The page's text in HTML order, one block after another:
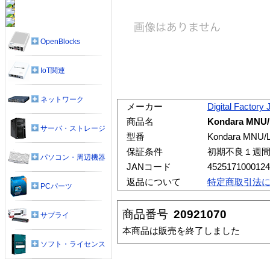
メーカー
Digital Factory
商品名
Kondara
型番
Kondara MNU/
保証条件
初期不良１週間
JANコード
4525171000124
返品について
特定商取引法
商品番号 20921070
本商品は販売を終了しました
OpenBlocks
IoT関連
ネットワーク
サーバ・ストレージ
パソコン・周辺機器
PCパーツ
サプライ
ソフト・ライセンス